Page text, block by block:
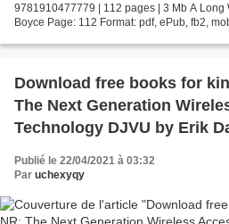
9781910477779 | 112 pages | 3 Mb A Long
Boyce Page: 112 Format: pdf, ePub, fb2,
Download free books for
The Next Generation
Technology DJVU by Erik
Publié le 22/04/2021 à 03:32
Par uchexyqy